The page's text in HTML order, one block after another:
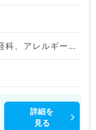
神経内科、精神科、神経科、アレルギー科、リウマチ科、小児科、整形外科、形成外科、美容外科、脳神経外科、呼吸器外科、心臓血管外科、小児外科、皮膚科、泌尿器科、産婦人科、産科、婦人科、眼科、耳鼻咽喉科、気管食道科、放射線科、リハビリテーション科、麻酔科、ペインクリニック、人工透析科、緩和ケア科、一般内科、循環器内科、呼吸器内科、消化器内科、内分泌・代謝内科、腎臓内科、老年内科、血液内科、外科系全般、一般外科、消化器外科、乳腺外科、総合診療科、美容皮膚科、健診・人間ドック、救急科・ＩＣＵ、病理科、基礎医学系、膠原病科、スポーツ整形外科、大腸・肛門外科、その他、産業医、科目不問
詳細を
見る